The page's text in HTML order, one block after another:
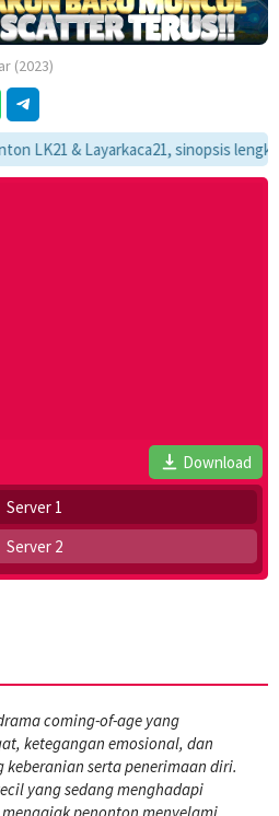
(2023)
& Layarkaca21, sinopsis
Download
Server 1
Server 2
coming-of-age yang
ketegangan emosional, dan
serta penerimaan diri.
yang sedang menghadapi